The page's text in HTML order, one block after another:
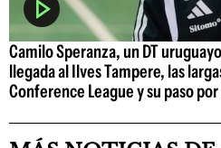
Camilo Speranza, un DT
llegada al Ilves Tampere, las
Conference League y su paso